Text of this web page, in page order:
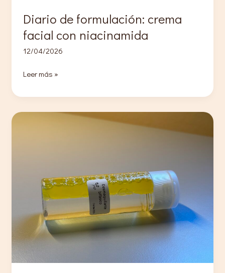
Diario de formulación: crema
facial con niacinamida
12/04/2026
Diario
formulación:
Leer más »